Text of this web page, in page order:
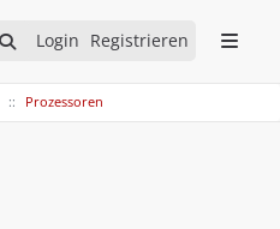
Login Registrieren
Prozessoren